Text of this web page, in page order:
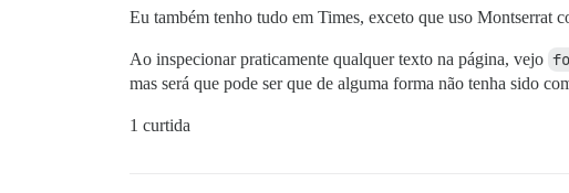
Eu também tenho tudo em Times, exceto que uso Montserrat
Ao inspecionar praticamente qualquer texto na página, vejo
mas será que pode ser que de alguma forma não tenha sido
1 curtida